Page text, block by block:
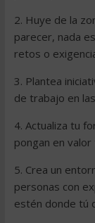
2. Huye de la
parecer, nada
retos o
3. Plantea
de trabajo en
4. Actualiza tu
pongan en
5. Crea un
personas con
estén donde tú